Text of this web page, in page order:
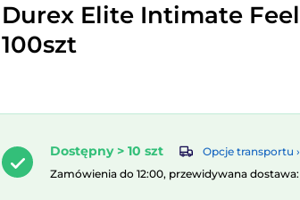
Durex Elite Intimate Feel
100szt
Dostępny > 10 szt
Opcje transportu ›
Zamówienia do 12:00, przewidywana dostawa: